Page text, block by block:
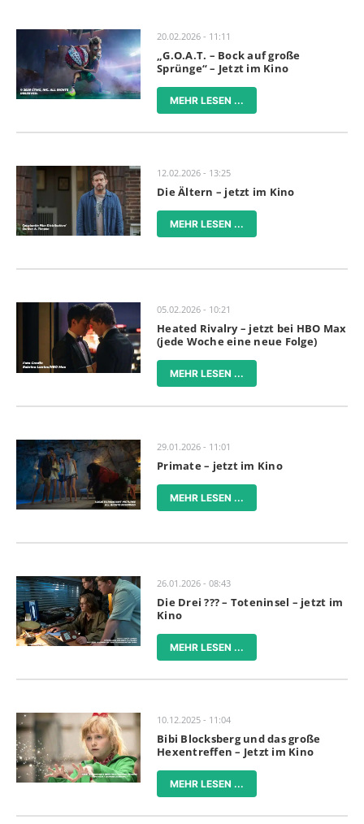
20.02.2026 - 11:11
„G.O.A.T. – Bock auf große
Sprünge“ – Jetzt im Kino
MEHR LESEN ...
12.02.2026 - 13:25
Die Ältern – jetzt im Kino
MEHR LESEN ...
05.02.2026 - 10:21
Heated Rivalry – jetzt bei HBO Max
(jede Woche eine neue Folge)
MEHR LESEN ...
29.01.2026 - 11:01
Primate – jetzt im Kino
MEHR LESEN ...
26.01.2026 - 08:43
Die Drei ??? – Toteninsel – jetzt im
Kino
MEHR LESEN ...
10.12.2025 - 11:04
Bibi Blocksberg und das große
Hexentreffen – Jetzt im Kino
MEHR LESEN ...